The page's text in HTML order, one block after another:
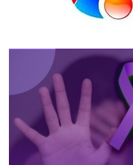
Notícias
de
política,
meio